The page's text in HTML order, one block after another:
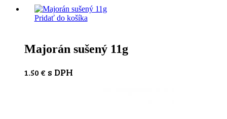
Pridať do košíka
Majorán sušený 11g
1.50 € s DPH